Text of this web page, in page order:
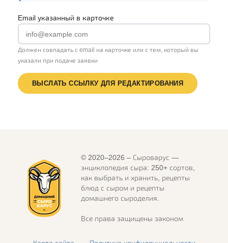
Email указанный в карточке
Должен совпадать с email на карточке или с тем, который вы
указали при подаче заявки
ВЫСЛАТЬ ССЫЛКУ ДЛЯ РЕДАКТИРОВАНИЯ
© 2020–2026 – Сыроварус —
энциклопедия сыра: 250+ сортов,
как выбрать и хранить, рецепты
блюд с сыром и рецепты
домашнего сыроделия.
Все права защищены законом